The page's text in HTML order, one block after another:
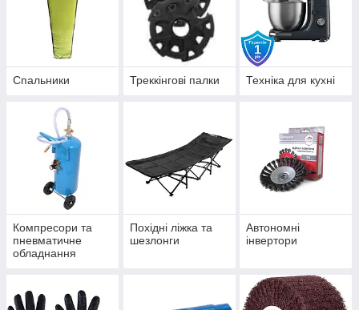
Спальники Треккінгові палки Техніка для кухні
Компресори та
пневматичне
обладнання
Похідні ліжка та
шезлонги
Автономні
інвертори